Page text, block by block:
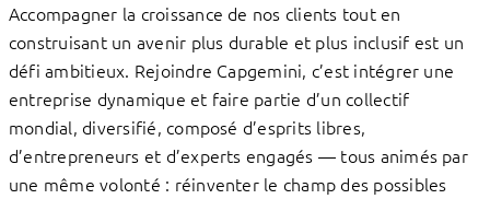
Accompagner la croissance de nos clients tout en
construisant un avenir plus durable et plus inclusif est un
défi ambitieux. Rejoindre Capgemini, c’est intégrer une
entreprise dynamique et faire partie d’un collectif
mondial, diversifié, composé d’esprits libres,
d’entrepreneurs et d’experts engagés — tous animés par
une même volonté : réinventer le champ des possibles